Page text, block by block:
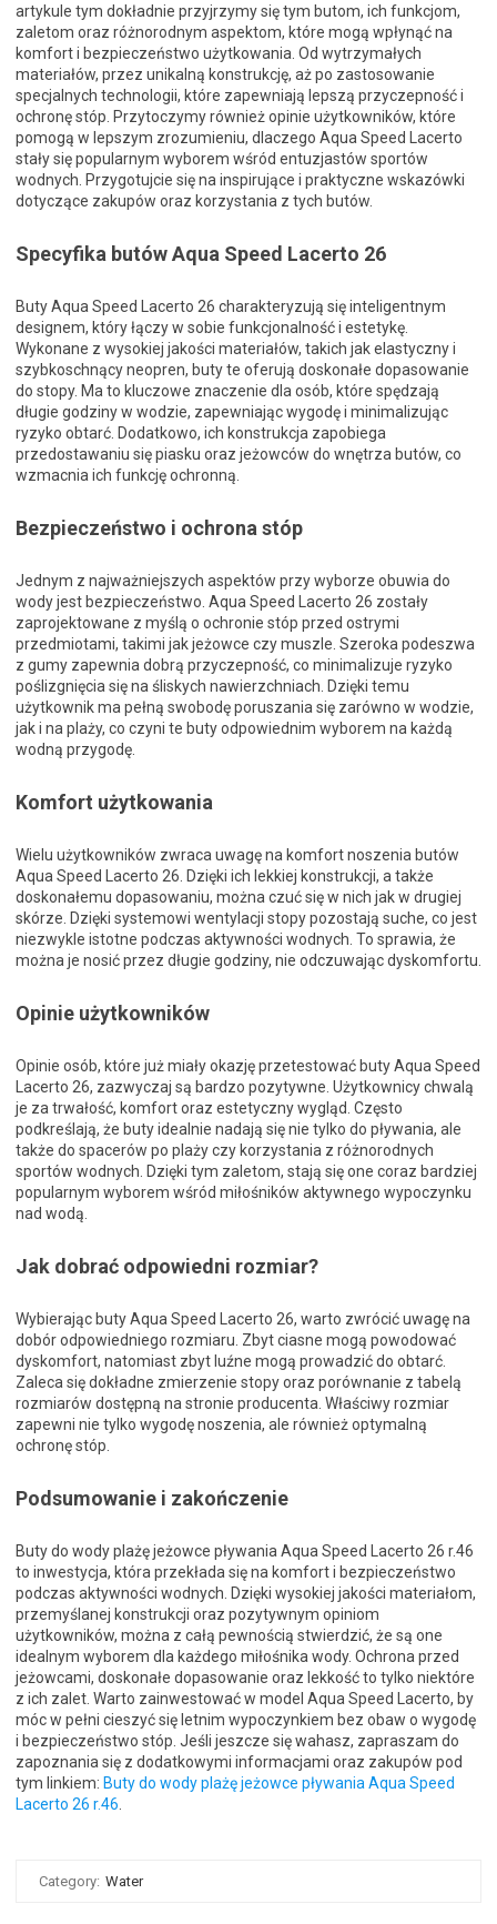
artykule tym dokładnie przyjrzymy się tym butom, ich funkcjom,
zaletom oraz różnorodnym aspektom, które mogą wpłynąć na
komfort i bezpieczeństwo użytkowania. Od wytrzymałych
materiałów, przez unikalną konstrukcję, aż po zastosowanie
specjalnych technologii, które zapewniają lepszą przyczepność i
ochronę stóp. Przytoczymy również opinie użytkowników, które
pomogą w lepszym zrozumieniu, dlaczego Aqua Speed Lacerto
stały się popularnym wyborem wśród entuzjastów sportów
wodnych. Przygotujcie się na inspirujące i praktyczne wskazówki
dotyczące zakupów oraz korzystania z tych butów.
Specyfika butów Aqua Speed Lacerto 26
Buty Aqua Speed Lacerto 26 charakteryzują się inteligentnym
designem, który łączy w sobie funkcjonalność i estetykę.
Wykonane z wysokiej jakości materiałów, takich jak elastyczny i
szybkoschnący neopren, buty te oferują doskonałe dopasowanie
do stopy. Ma to kluczowe znaczenie dla osób, które spędzają
długie godziny w wodzie, zapewniając wygodę i minimalizując
ryzyko obtarć. Dodatkowo, ich konstrukcja zapobiega
przedostawaniu się piasku oraz jeżowców do wnętrza butów, co
wzmacnia ich funkcję ochronną.
Bezpieczeństwo i ochrona stóp
Jednym z najważniejszych aspektów przy wyborze obuwia do
wody jest bezpieczeństwo. Aqua Speed Lacerto 26 zostały
zaprojektowane z myślą o ochronie stóp przed ostrymi
przedmiotami, takimi jak jeżowce czy muszle. Szeroka podeszwa
z gumy zapewnia dobrą przyczepność, co minimalizuje ryzyko
poślizgnięcia się na śliskych nawierzchniach. Dzięki temu
użytkownik ma pełną swobodę poruszania się zarówno w wodzie,
jak i na plaży, co czyni te buty odpowiednim wyborem na każdą
wodną przygodę.
Komfort użytkowania
Wielu użytkowników zwraca uwagę na komfort noszenia butów
Aqua Speed Lacerto 26. Dzięki ich lekkiej konstrukcji, a także
doskonałemu dopasowaniu, można czuć się w nich jak w drugiej
skórze. Dzięki systemowi wentylacji stopy pozostają suche, co jest
niezwykle istotne podczas aktywności wodnych. To sprawia, że
można je nosić przez długie godziny, nie odczuwając dyskomfortu.
Opinie użytkowników
Opinie osób, które już miały okazję przetestować buty Aqua Speed
Lacerto 26, zazwyczaj są bardzo pozytywne. Użytkownicy chwalą
je za trwałość, komfort oraz estetyczny wygląd. Często
podkreślają, że buty idealnie nadają się nie tylko do pływania, ale
także do spacerów po plaży czy korzystania z różnorodnych
sportów wodnych. Dzięki tym zaletom, stają się one coraz bardziej
popularnym wyborem wśród miłośników aktywnego wypoczynku
nad wodą.
Jak dobrać odpowiedni rozmiar?
Wybierając buty Aqua Speed Lacerto 26, warto zwrócić uwagę na
dobór odpowiedniego rozmiaru. Zbyt ciasne mogą powodować
dyskomfort, natomiast zbyt luźne mogą prowadzić do obtarć.
Zaleca się dokładne zmierzenie stopy oraz porównanie z tabelą
rozmiarów dostępną na stronie producenta. Właściwy rozmiar
zapewni nie tylko wygodę noszenia, ale również optymalną
ochronę stóp.
Podsumowanie i zakończenie
Buty do wody plażę jeżowce pływania Aqua Speed Lacerto 26 r.46
to inwestycja, która przekłada się na komfort i bezpieczeństwo
podczas aktywności wodnych. Dzięki wysokiej jakości materiałom,
przemyślanej konstrukcji oraz pozytywnym opiniom
użytkowników, można z całą pewnością stwierdzić, że są one
idealnym wyborem dla każdego miłośnika wody. Ochrona przed
jeżowcami, doskonałe dopasowanie oraz lekkość to tylko niektóre
z ich zalet. Warto zainwestować w model Aqua Speed Lacerto, by
móc w pełni cieszyć się letnim wypoczynkiem bez obaw o wygodę
i bezpieczeństwo stóp. Jeśli jeszcze się wahasz, zapraszam do
zapoznania się z dodatkowymi informacjami oraz zakupów pod
tym linkiem: Buty do wody plażę jeżowce pływania Aqua Speed
Lacerto 26 r.46
Category: Water